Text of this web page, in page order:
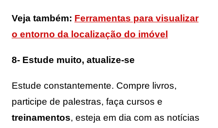
Veja também: Ferramentas para visualizar
o entorno da localização do imóvel
8- Estude muito, atualize-se
Estude constantemente. Compre livros,
participe de palestras, faça cursos e
treinamentos, esteja em dia com as notícias